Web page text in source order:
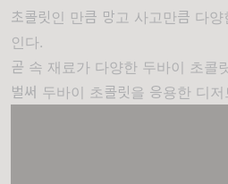
초콜릿인 만큼 망고 사고만큼 다
인다.
곧 속 재료가 다양한 두바이 초콜
벌써 두바이 초콜릿을 응용한 디